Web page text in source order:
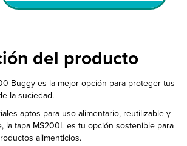
del producto
Buggy es la mejor opción para proteger tus
la suciedad.
aptos para uso alimentario, reutilizable y
la tapa MS200L es tu opción sostenible para
alimenticios.